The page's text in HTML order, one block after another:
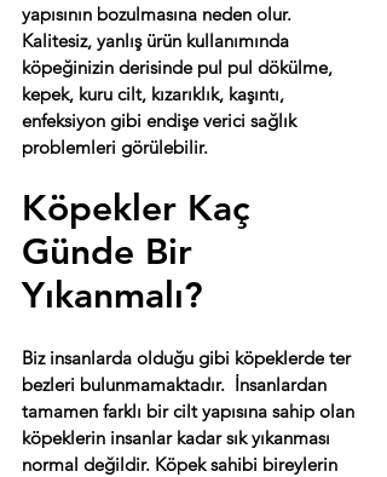
yapısının bozulmasına neden olur.
Kalitesiz, yanlış ürün kullanımında
köpeğinizin derisinde pul pul dökülme,
kepek, kuru cilt, kızarıklık, kaşıntı,
enfeksiyon gibi endişe verici sağlık
problemleri görülebilir.
Köpekler Kaç
Günde Bir
Yıkanmalı?
Biz insanlarda olduğu gibi köpeklerde ter
bezleri bulunmamaktadır.  İnsanlardan
tamamen farklı bir cilt yapısına sahip olan
köpeklerin insanlar kadar sık yıkanması
normal değildir. Köpek sahibi bireylerin